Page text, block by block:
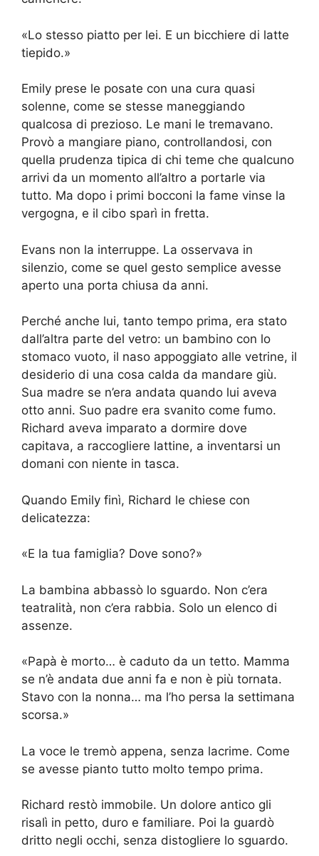
«Lo stesso piatto per lei. E un bicchiere di latte
tiepido.»
Emily prese le posate con una cura quasi
solenne, come se stesse maneggiando
qualcosa di prezioso. Le mani le tremavano.
Provò a mangiare piano, controllandosi, con
quella prudenza tipica di chi teme che qualcuno
arrivi da un momento all’altro a portarle via
tutto. Ma dopo i primi bocconi la fame vinse la
vergogna, e il cibo sparì in fretta.
Evans non la interruppe. La osservava in
silenzio, come se quel gesto semplice avesse
aperto una porta chiusa da anni.
Perché anche lui, tanto tempo prima, era stato
dall’altra parte del vetro: un bambino con lo
stomaco vuoto, il naso appoggiato alle vetrine, il
desiderio di una cosa calda da mandare giù.
Sua madre se n’era andata quando lui aveva
otto anni. Suo padre era svanito come fumo.
Richard aveva imparato a dormire dove
capitava, a raccogliere lattine, a inventarsi un
domani con niente in tasca.
Quando Emily finì, Richard le chiese con
delicatezza:
«E la tua famiglia? Dove sono?»
La bambina abbassò lo sguardo. Non c’era
teatralità, non c’era rabbia. Solo un elenco di
assenze.
«Papà è morto… è caduto da un tetto. Mamma
se n’è andata due anni fa e non è più tornata.
Stavo con la nonna… ma l’ho persa la settimana
scorsa.»
La voce le tremò appena, senza lacrime. Come
se avesse pianto tutto molto tempo prima.
Richard restò immobile. Un dolore antico gli
risalì in petto, duro e familiare. Poi la guardò
dritto negli occhi, senza distogliere lo sguardo.